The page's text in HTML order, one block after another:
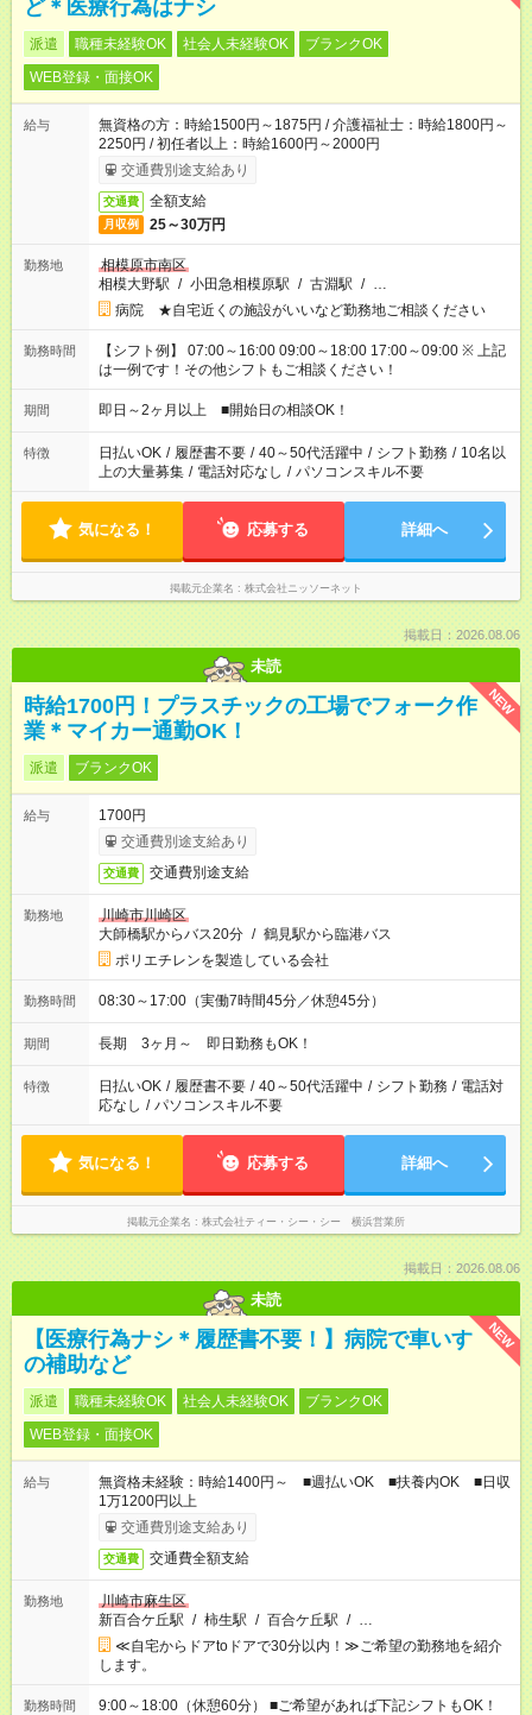
ど＊医療行為はナシ
派遣 職種未経験OK 社会人未経験OK
ブランクOK
WEB登録・面接OK
給与
無資格の方：時給1500円～1875円 / 介護福祉士：時給1800円～
2250円 / 初任者以上：時給1600円～2000円
交通費別途支給あり
交通費 全額支給
月収例 25～30万円
勤務地
相模原市南区
相模大野駅 / 小田急相模原駅 / 古淵駅 / …
病院 ★自宅近くの施設がいいなど勤務地ご相談ください
勤務時間
【シフト例】 07:00～16:00 09:00～18:00 17:00～09:00 ※ 上記
は一例です！その他シフトもご相談ください！
期間 即日～2ヶ月以上 ■開始日の相談OK！
特徴 日払いOK / 履歴書不要 / 40～50代活躍中 / シフト勤務 / 10名以
上の大量募集 / 電話対応なし / パソコンスキル不要
気になる！ 応募する 詳細へ
掲載元企業名 株式会社ニッソーネット
掲載日：2026.08.06
未読
NEW
時給1700円！プラスチックの工場でフォーク作
業＊マイカー通勤OK！
派遣 ブランクOK
給与
1700円
交通費別途支給あり
交通費 交通費別途支給
勤務地
川崎市川崎区
大師橋駅からバス20分 / 鶴見駅から臨港バス
ポリエチレンを製造している会社
勤務時間 08:30～17:00（実働7時間45分／休憩45分）
期間 長期 3ヶ月～ 即日勤務もOK！
特徴 日払いOK / 履歴書不要 / 40～50代活躍中 / シフト勤務 / 電話対
応なし / パソコンスキル不要
気になる！ 応募する 詳細へ
掲載元企業名 株式会社ティー・シー・シー 横浜営業所
掲載日：2026.08.06
未読
NEW
【医療行為ナシ＊履歴書不要！】病院で車いす
の補助など
派遣 職種未経験OK 社会人未経験OK
ブランクOK
WEB登録・面接OK
給与
無資格未経験：時給1400円～ ■週払いOK ■扶養内OK ■日収
1万1200円以上
交通費別途支給あり
交通費 交通費全額支給
勤務地
川崎市麻生区
新百合ケ丘駅 / 柿生駅 / 百合ケ丘駅 / …
≪自宅からドアtoドアで30分以内！≫ご希望の勤務地を紹介
します。
勤務時間
9:00～18:00（休憩60分） ■ご希望があれば下記シフトもOK！